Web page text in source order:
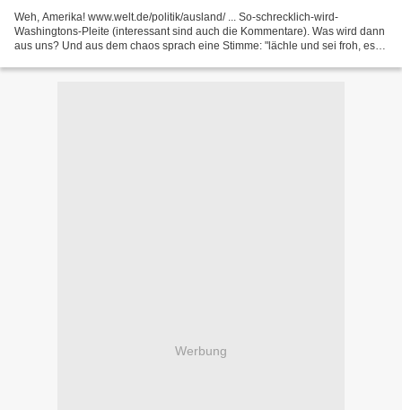
Weh, Amerika! www.welt.de/politik/ausland/ ... So-schrecklich-wird-
Washingtons-Pleite (interessant sind auch die Kommentare). Was wird dann
aus uns? Und aus dem chaos sprach eine Stimme: "lächle und sei froh, es
Werbung